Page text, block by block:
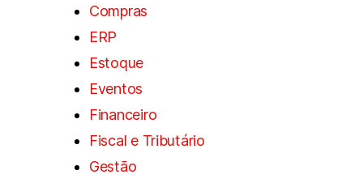
Compras
ERP
Estoque
Eventos
Financeiro
Fiscal e Tributário
Gestão